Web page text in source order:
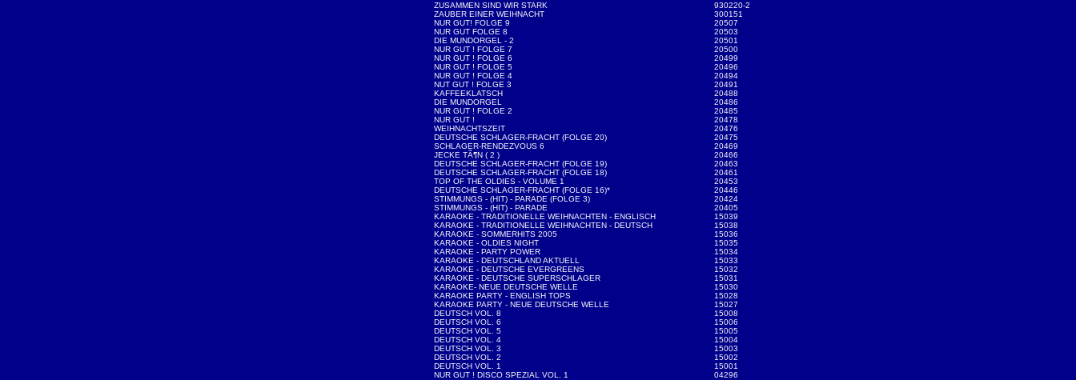
ZUSAMMEN SIND WIR STARK
930220-2
ZAUBER EINER WEIHNACHT
300151
NUR GUT! FOLGE 9
20507
NUR GUT FOLGE 8
20503
DIE MUNDORGEL - 2
20501
NUR GUT ! FOLGE 7
20500
NUR GUT ! FOLGE 6
20499
NUR GUT ! FOLGE 5
20496
NUR GUT ! FOLGE 4
20494
NUT GUT ! FOLGE 3
20491
KAFFEEKLATSCH
20488
DIE MUNDORGEL
20486
NUR GUT ! FOLGE 2
20485
NUR GUT !
20478
WEIHNACHTSZEIT
20476
DEUTSCHE SCHLAGER-FRACHT (FOLGE 20)
20475
SCHLAGER-RENDEZVOUS 6
20469
JECKE TÃ¶N ( 2 )
20466
DEUTSCHE SCHLAGER-FRACHT (FOLGE 19)
20463
DEUTSCHE SCHLAGER-FRACHT (FOLGE 18)
20461
TOP OF THE OLDIES - VOLUME 1
20453
DEUTSCHE SCHLAGER-FRACHT (FOLGE 16)*
20446
STIMMUNGS - (HIT) - PARADE (FOLGE 3)
20424
STIMMUNGS - (HIT) - PARADE
20405
KARAOKE - TRADITIONELLE WEIHNACHTEN - ENGLISCH
15039
KARAOKE - TRADITIONELLE WEIHNACHTEN - DEUTSCH
15038
KARAOKE - SOMMERHITS 2005
15036
KARAOKE - OLDIES NIGHT
15035
KARAOKE - PARTY POWER
15034
KARAOKE - DEUTSCHLAND AKTUELL
15033
KARAOKE - DEUTSCHE EVERGREENS
15032
KARAOKE - DEUTSCHE SUPERSCHLAGER
15031
KARAOKE- NEUE DEUTSCHE WELLE
15030
KARAOKE PARTY - ENGLISH TOPS
15028
KARAOKE PARTY - NEUE DEUTSCHE WELLE
15027
DEUTSCH VOL. 8
15008
DEUTSCH VOL. 6
15006
DEUTSCH VOL. 5
15005
DEUTSCH VOL. 4
15004
DEUTSCH VOL. 3
15003
DEUTSCH VOL. 2
15002
DEUTSCH VOL. 1
15001
NUR GUT ! DISCO SPEZIAL VOL. 1
04296